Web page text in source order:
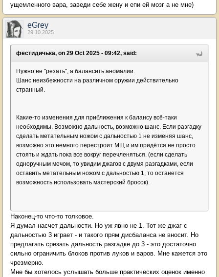
ущемленного вара, заведи себе жену и епи ей мозг а не мне)
eGrey
29.10.2025
фестидичька, on 29 Oct 2025 - 09:42, said:
Нужно не "резать", а балансить аномалии.
Шанс неизбежности на различном оружии действительно
странный.
Какие-то изменения для приближения к балансу всё-таки
необходимы. Возможно дальность, возможно шанс. Если разгадку
сделать метательным ножом с дальностью 1 не изменяя шанс,
возможно это немного перестроит МЩ и им придётся не просто
стоять и ждать пока все вокруг перечленяться. (если сделать
одноручным мечом, то увидим джагов с двумя разгадками, если
оставить метательным ножом с дальностью 1, то останется
возможность использовать мастерский бросок).
Наконец-то что-то толковое.
Я думал насчет дальности. Но уж явно не 1. Тот же джаг с
дальностью 3 играет - и такого прям дисбаланса не вносит. Но
предлагать срезать дальность разгадке до 3 - это достаточно
сильно ограничить блоков против луков и варов. Мне кажется это
чрезмерно.
Мне бы хотелось услышать больше практических оценок именно